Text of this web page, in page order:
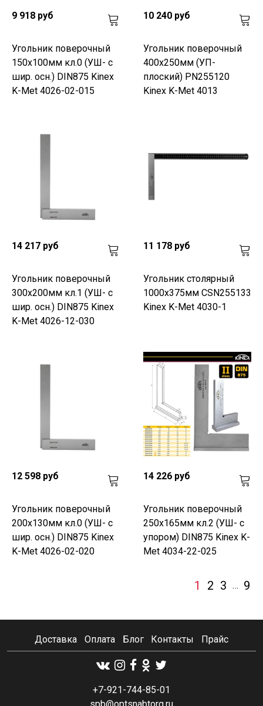
9 918 руб
Угольник поверочный
150х100мм кл.0 (УШ- с
шир. осн.) DIN875 Kinex
K-Met 4026-02-015
10 240 руб
Угольник поверочный
400х250мм (УП-
плоский) PN255120
Kinex K-Met 4013
14 217 руб
Угольник поверочный
300х200мм кл.1 (УШ- с
шир. осн.) DIN875 Kinex
K-Met 4026-12-030
11 178 руб
Угольник столярный
1000х375мм CSN255133
Kinex K-Met 4030-1
12 598 руб
Угольник поверочный
200х130мм кл.0 (УШ- с
шир. осн.) DIN875 Kinex
K-Met 4026-02-020
14 226 руб
Угольник поверочный
250х165мм кл.2 (УШ- с
упором) DIN875 Kinex K-
Met 4034-22-025
1 2 3 … 9
Доставка Оплата Блог Контакты Прайс
+7-921-744-85-01